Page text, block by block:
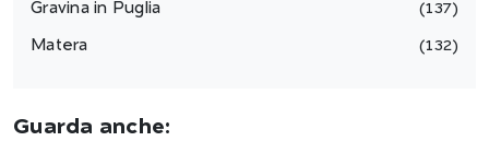
Gravina in Puglia 137
Matera 132
Guarda anche: